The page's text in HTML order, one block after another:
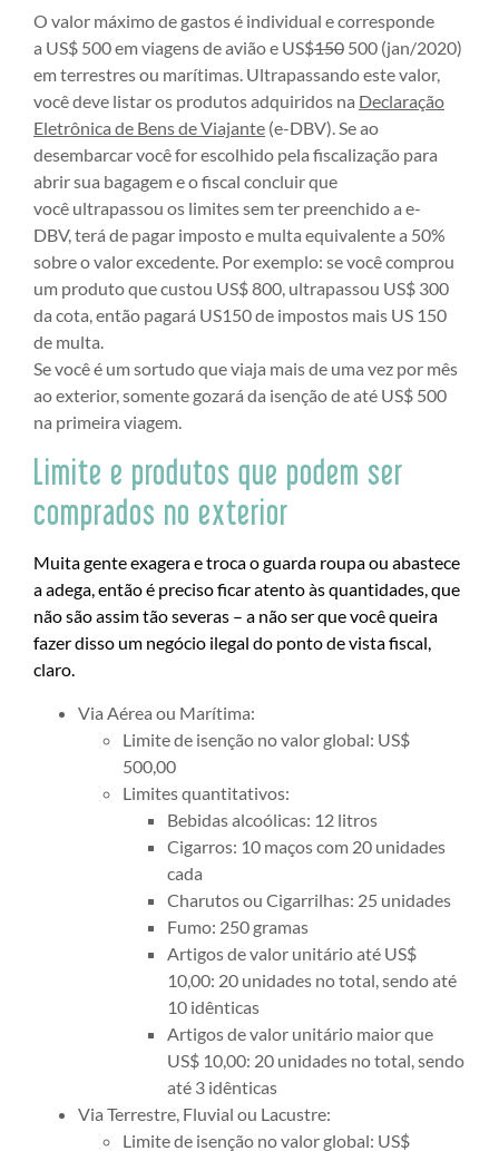
O valor máximo de gastos é individual e corresponde
a US$ 500 em viagens de avião e US$150 500 (jan/2020)
em terrestres ou marítimas. Ultrapassando este valor,
você deve listar os produtos adquiridos na Declaração
Eletrônica de Bens de Viajante (e-DBV). Se ao
desembarcar você for escolhido pela fiscalização para
abrir sua bagagem e o fiscal concluir que
você ultrapassou os limites sem ter preenchido a e-
DBV, terá de pagar imposto e multa equivalente a 50%
sobre o valor excedente. Por exemplo: se você comprou
um produto que custou US$ 800, ultrapassou US$ 300
da cota, então pagará US150 de impostos mais US 150
de multa.
Se você é um sortudo que viaja mais de uma vez por mês
ao exterior, somente gozará da isenção de até US$ 500
na primeira viagem.
Limite e produtos que podem ser
comprados no exterior
Muita gente exagera e troca o guarda roupa ou abastece
a adega, então é preciso ficar atento às quantidades, que
não são assim tão severas – a não ser que você queira
fazer disso um negócio ilegal do ponto de vista fiscal,
claro.
Via Aérea ou Marítima:
Limite de isenção no valor global: US$
500,00
Limites quantitativos:
Bebidas alcoólicas: 12 litros
Cigarros: 10 maços com 20 unidades
cada
Charutos ou Cigarrilhas: 25 unidades
Fumo: 250 gramas
Artigos de valor unitário até US$
10,00: 20 unidades no total, sendo até
10 idênticas
Artigos de valor unitário maior que
US$ 10,00: 20 unidades no total, sendo
até 3 idênticas
Via Terrestre, Fluvial ou Lacustre:
Limite de isenção no valor global: US$